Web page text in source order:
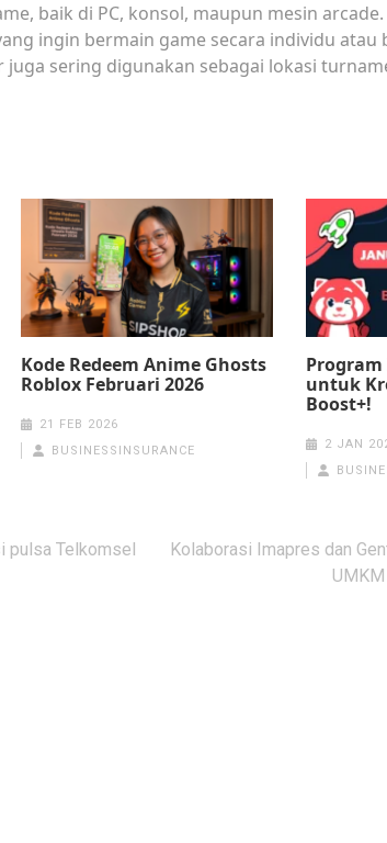
baik di PC, konsol, maupun mesin
ingin bermain game secara individu atau
sering digunakan sebagai lokasi
Kode Redeem Anime Ghosts
Roblox Februari 2026
21 FEB 2026
BUSINESSINSURANCE
untuk
Boost+!
2 JAN
pulsa Telkomsel
Kolaborasi Imapres dan